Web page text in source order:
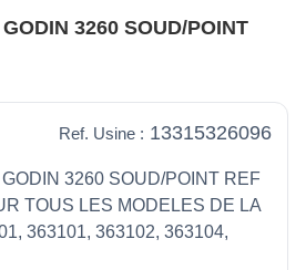
3260 SOUD/POINT
Ref. Usine : 13315326096
3260 SOUD/POINT REF
TOUS LES MODELES DE LA
363101, 363102, 363104,